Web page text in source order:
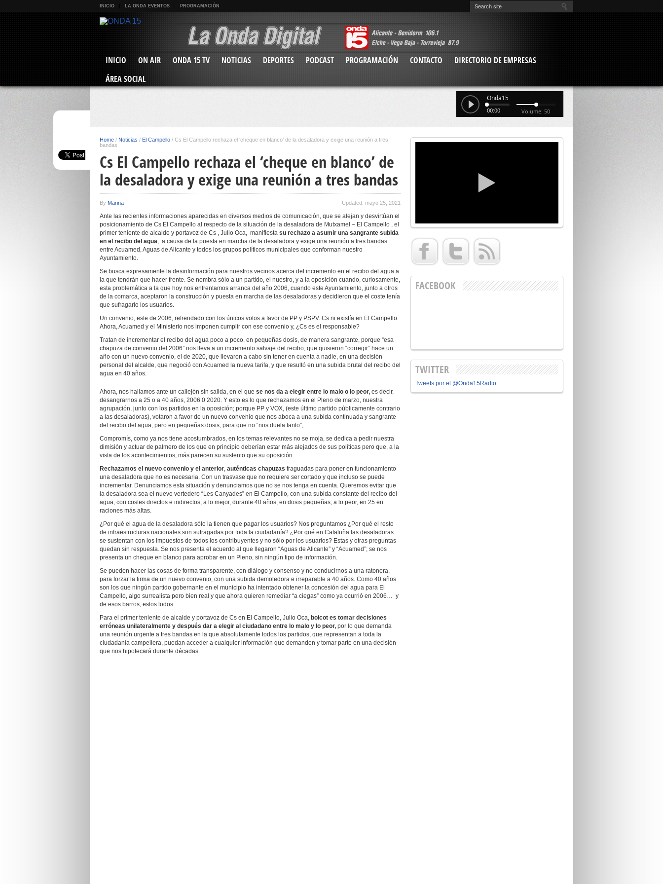
INICIO LA ONDA EVENTOS PROGRAMACIÓN
INICIO ON AIR ONDA 15 TV NOTICIAS DEPORTES PODCAST PROGRAMACIÓN CONTACTO
DIRECTORIO DE EMPRESAS
ÁREA SOCIAL
Onda15
00:00 Volume: 50
Home / Noticias / El Campello / Cs El Campello rechaza el ‘cheque en blanco’ de la desaladora y exige una reunión a tres
bandas
Cs El Campello rechaza el ‘cheque en blanco’ de
la desaladora y exige una reunión a tres bandas
By Marina Updated: mayo 25, 2021
Ante las recientes informaciones aparecidas en diversos medios de comunicación, que se alejan y desvirtúan el
posicionamiento de Cs El Campello al respecto de la situación de la desaladora de Mutxamel – El Campello , el
primer teniente de alcalde y portavoz de Cs , Julio Oca, manifiesta su rechazo a asumir una sangrante subida
en el recibo del agua, a causa de la puesta en marcha de la desaladora y exige una reunión a tres bandas
entre Acuamed, Aguas de Alicante y todos los grupos políticos municipales que conforman nuestro
Ayuntamiento.
Se busca expresamente la desinformación para nuestros vecinos acerca del incremento en el recibo del agua a
la que tendrán que hacer frente. Se nombra sólo a un partido, el nuestro, y a la oposición cuando, curiosamente,
esta problemática a la que hoy nos enfrentamos arranca del año 2006, cuando este Ayuntamiento, junto a otros
de la comarca, aceptaron la construcción y puesta en marcha de las desaladoras y decidieron que el coste tenía
que sufragarlo los usuarios.
Un convenio, este de 2006, refrendado con los únicos votos a favor de PP y PSPV. Cs ni existía en El Campello.
Ahora, Acuamed y el Ministerio nos imponen cumplir con ese convenio y, ¿Cs es el responsable?
Tratan de incrementar el recibo del agua poco a poco, en pequeñas dosis, de manera sangrante, porque “esa
chapuza de convenio del 2006” nos lleva a un incremento salvaje del recibo, que quisieron “corregir” hace un
año con un nuevo convenio, el de 2020, que llevaron a cabo sin tener en cuenta a nadie, en una decisión
personal del alcalde, que negoció con Acuamed la nueva tarifa, y que resultó en una subida brutal del recibo del
agua en 40 años.
Ahora, nos hallamos ante un callejón sin salida, en el que se nos da a elegir entre lo malo o lo peor, es decir,
desangrarnos a 25 o a 40 años, 2006 0 2020. Y esto es lo que rechazamos en el Pleno de marzo, nuestra
agrupación, junto con los partidos en la oposición; porque PP y VOX, (este último partido públicamente contrario
a las desaladoras), votaron a favor de un nuevo convenio que nos aboca a una subida continuada y sangrante
del recibo del agua, pero en pequeñas dosis, para que no “nos duela tanto”,
Compromís, como ya nos tiene acostumbrados, en los temas relevantes no se moja, se dedica a pedir nuestra
dimisión y actuar de palmero de los que en principio deberían estar más alejados de sus políticas pero que, a la
vista de los acontecimientos, más parecen su sustento que su oposición.
Rechazamos el nuevo convenio y el anterior, auténticas chapuzas fraguadas para poner en funcionamiento
una desaladora que no es necesaria. Con un trasvase que no requiere ser cortado y que incluso se puede
incrementar. Denunciamos esta situación y denunciamos que no se nos tenga en cuenta. Queremos evitar que
la desaladora sea el nuevo vertedero “Les Canyades” en El Campello, con una subida constante del recibo del
agua, con costes directos e indirectos, a lo mejor, durante 40 años, en dosis pequeñas; a lo peor, en 25 en
raciones más altas.
¿Por qué el agua de la desaladora sólo la tienen que pagar los usuarios? Nos preguntamos ¿Por qué el resto
de infraestructuras nacionales son sufragadas por toda la ciudadanía? ¿Por qué en Cataluña las desaladoras
se sustentan con los impuestos de todos los contribuyentes y no sólo por los usuarios? Estas y otras preguntas
quedan sin respuesta. Se nos presenta el acuerdo al que llegaron “Aguas de Alicante” y “Acuamed”; se nos
presenta un cheque en blanco para aprobar en un Pleno, sin ningún tipo de información.
Se pueden hacer las cosas de forma transparente, con diálogo y consenso y no conducirnos a una ratonera,
para forzar la firma de un nuevo convenio, con una subida demoledora e irreparable a 40 años. Como 40 años
son los que ningún partido gobernante en el municipio ha intentado obtener la concesión del agua para El
Campello, algo surrealista pero bien real y que ahora quieren remediar “a ciegas” como ya ocurrió en 2006… y
de esos barros, estos lodos.
Para el primer teniente de alcalde y portavoz de Cs en El Campello, Julio Oca, boicot es tomar decisiones
erróneas unilateralmente y después dar a elegir al ciudadano entre lo malo y lo peor, por lo que demanda
una reunión urgente a tres bandas en la que absolutamente todos los partidos, que representan a toda la
ciudadanía campellera, puedan acceder a cualquier información que demanden y tomar parte en una decisión
que nos hipotecará durante décadas.
FACEBOOK
TWITTER
Tweets por el @Onda15Radio.